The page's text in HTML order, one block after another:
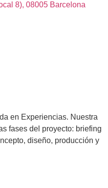
8), 08005 Barcelona
en Experiencias. Nuestra
fases del proyecto: briefing
diseño, producción y